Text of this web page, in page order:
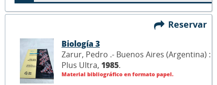
Reservar
Biología 3
Zarur, Pedro .- Buenos Aires (Argentina) :
Plus Ultra, 1985.
Material bibliográfico en formato papel.